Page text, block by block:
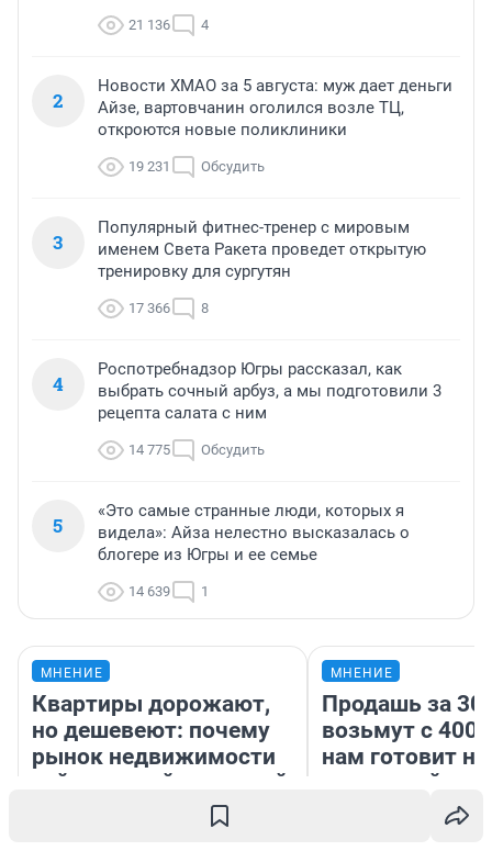
21 136 4
2
Новости ХМАО за 5 августа: муж дает деньги
Айзе, вартовчанин оголился возле ТЦ,
откроются новые поликлиники
19 231 Обсудить
3
Популярный фитнес-тренер с мировым
именем Света Ракета проведет открытую
тренировку для сургутян
17 366 8
4
Роспотребнадзор Югры рассказал, как
выбрать сочный арбуз, а мы подготовили 3
рецепта салата с ним
14 775 Обсудить
5
«Это самые странные люди, которых я
видела»: Айза нелестно высказалась о
блогере из Югры и ее семье
14 639 1
МНЕНИЕ
Квартиры дорожают,
но дешевеют: почему
рынок недвижимости
сейчас такой странный
МНЕНИЕ
Продашь за
возьмут с
нам готовит
налоговый
коснется